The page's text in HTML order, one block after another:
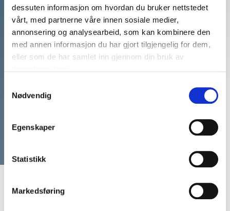
dessuten informasjon om hvordan du bruker nettstedet
vårt, med partnerne våre innen sosiale medier,
annonsering og analysearbeid, som kan kombinere den
med annen informasjon du har gjort tilgjengelig for dem,
eller som de har samlet inn gjennom din bruk av
Nødvendig
Egenskaper
Statistikk
Markedsføring
Vi har mer enn 20 års
erfaring med å matche våre
kunders arrangementer med
Ring: 911 16 989
Vi er klare til å hjelpe